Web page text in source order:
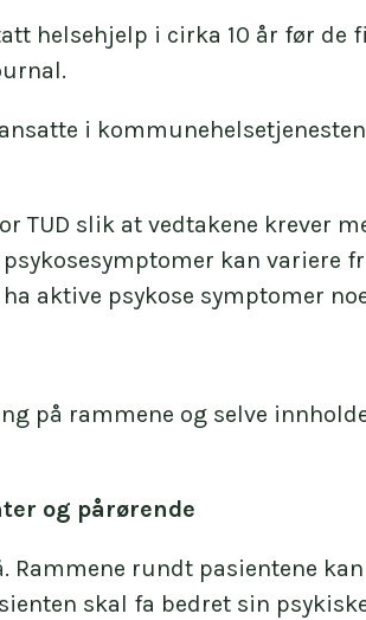
helsehjelp i cirka 10 år før de
i
TUD slik at vedtakene krever
kan variere
aktive psykose symptomer
på rammene og selve
og pårørende
rundt pasientene
skal fa bedret sin